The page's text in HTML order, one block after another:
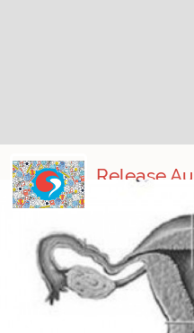
Release